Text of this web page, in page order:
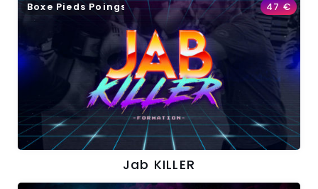
Boxe Pieds Poings 47€
Jab KILLER